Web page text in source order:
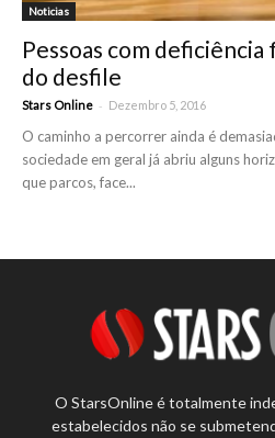
Noticias
Pessoas com
do desfile
Stars Online - Dezembro 5, 2016
O caminho a percorrer ainda é
sociedade em geral já abriu alguns
que parcos, face...
O StarsOnline é totalmente
estabelecidos não se